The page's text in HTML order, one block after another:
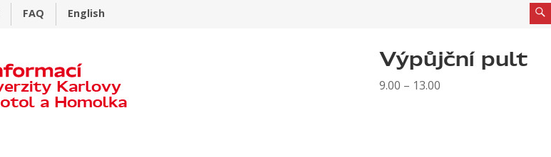
FAQ English
Výpůjční pult
9.00 – 13.00